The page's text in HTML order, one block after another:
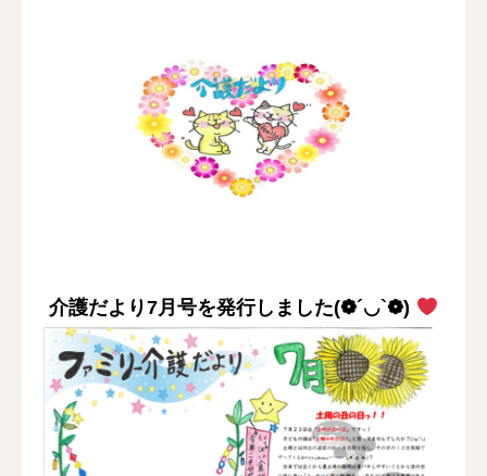
介護だより7月号を発行しました(❁´◡`❁)